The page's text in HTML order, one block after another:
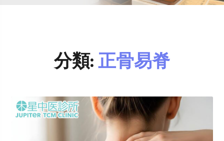
分類:正骨易脊